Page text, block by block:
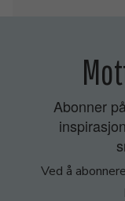
Abonner
Ved å